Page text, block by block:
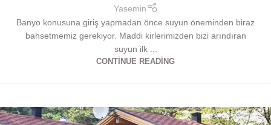
Yasemin
Banyo konusuna giriş yapmadan önce suyun öneminden biraz
bahsetmemiz gerekiyor. Maddi kirlerimizden bizi arındıran
suyun ilk ...
CONTINUE READING